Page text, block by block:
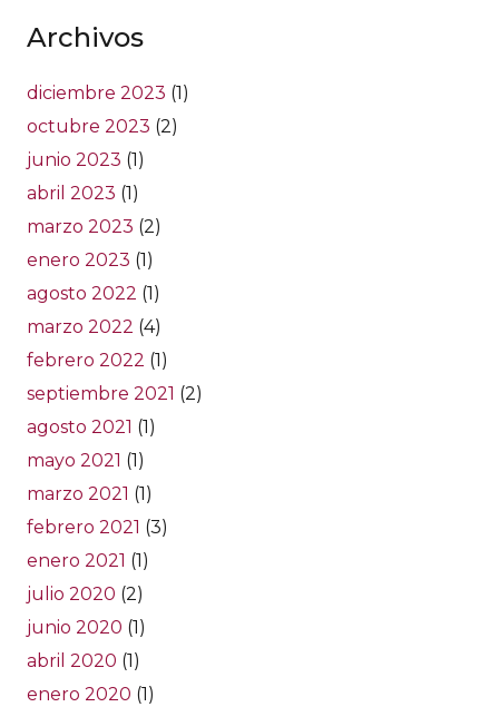
Archivos
diciembre 2023 (1)
octubre 2023 (2)
junio 2023 (1)
abril 2023 (1)
marzo 2023 (2)
enero 2023 (1)
agosto 2022 (1)
marzo 2022 (4)
febrero 2022 (1)
septiembre 2021 (2)
agosto 2021 (1)
mayo 2021 (1)
marzo 2021 (1)
febrero 2021 (3)
enero 2021 (1)
julio 2020 (2)
junio 2020 (1)
abril 2020 (1)
enero 2020 (1)